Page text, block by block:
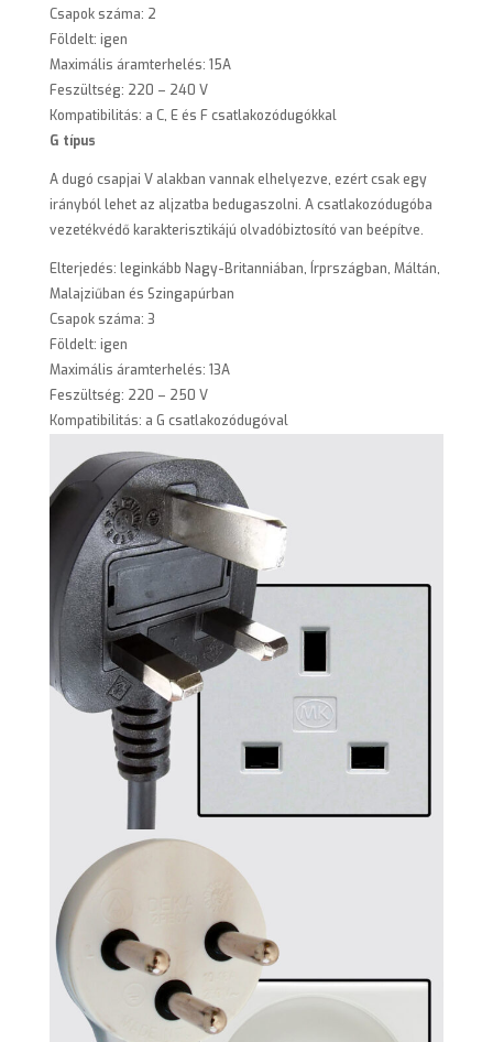
Csapok száma: 2
Földelt: igen
Maximális áramterhelés: 15A
Feszültség: 220 – 240 V
Kompatibilitás: a C, E és F csatlakozódugókkal
G típus
A dugó csapjai V alakban vannak elhelyezve, ezért csak egy
irányból lehet az aljzatba bedugaszolni. A csatlakozódugóba
vezetékvédő karakterisztikájú olvadóbiztosító van beépítve.
Elterjedés: leginkább Nagy-Britanniában, Írprszágban, Máltán,
Malajziűban és Szingapúrban
Csapok száma: 3
Földelt: igen
Maximális áramterhelés: 13A
Feszültség: 220 – 250 V
Kompatibilitás: a G csatlakozódugóval